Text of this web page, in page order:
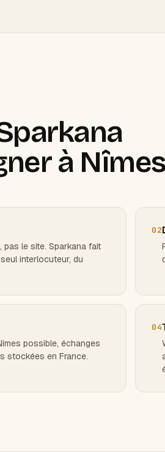
à Nîmes
pas le site. Sparkana fait
interlocuteur, du
02
possible, échanges
stockées en France.
04